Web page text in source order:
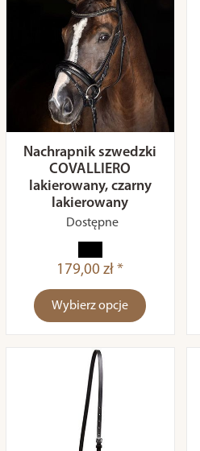
Nachrapnik szwedzki
COVALLIERO
lakierowany, czarny
lakierowany
Dostępne
179,00 zł *
Wybierz opcje